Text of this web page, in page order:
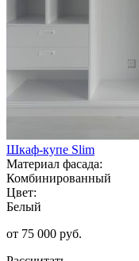
Шкаф-купе Slim
Материал фасада:
Комбинированный
Цвет:
Белый
от 75 000 руб.